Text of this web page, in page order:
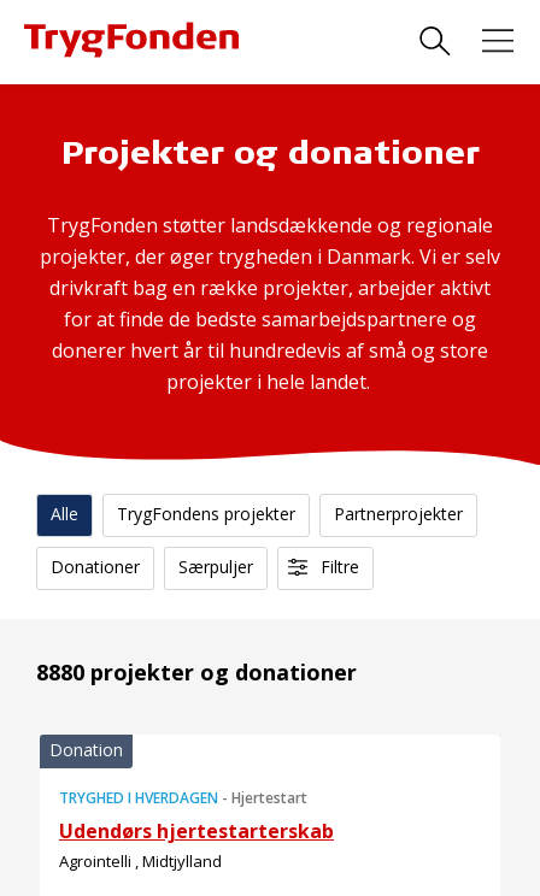
Projekter og donationer
TrygFonden støtter landsdækkende og regionale
projekter, der øger trygheden i Danmark. Vi er selv
drivkraft bag en række projekter, arbejder aktivt
for at finde de bedste samarbejdspartnere og
donerer hvert år til hundredevis af små og store
projekter i hele landet.
Alle TrygFondens projekter Partnerprojekter
Donationer Særpuljer Filtre
8880 projekter og donationer
Donation
TRYGHED I HVERDAGEN - Hjertestart
Udendørs hjertestarterskab
Agrointelli , Midtjylland